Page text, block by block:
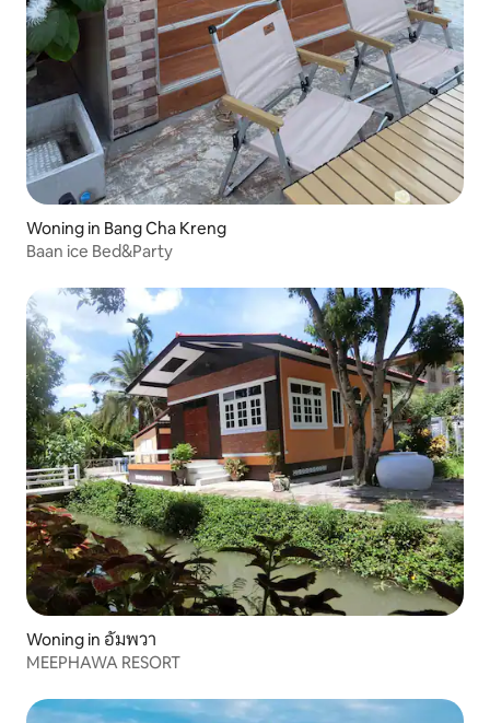
Woning in Bang Cha Kreng
Baan ice Bed&Party
Woning in อัมพวา
MEEPHAWA RESORT